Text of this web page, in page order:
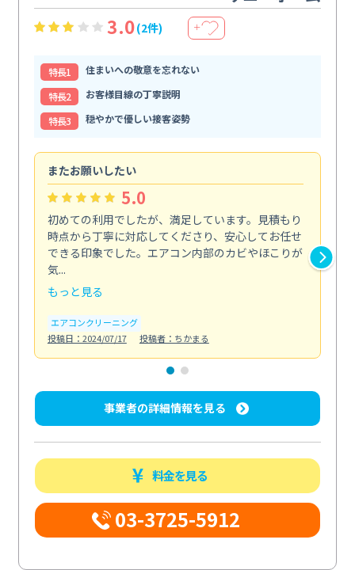
3.0(2件) ＋
特⻑1
住まいへの敬意を忘れない
特⻑2
お客様目線の丁寧説明
特⻑3
穏やかで優しい接客姿勢
またお願いしたい
5.0
初めての利用でしたが、満足しています。見積もり
時点から丁寧に対応してくださり、安心してお任せ
できる印象でした。エアコン内部のカビやほこりが
気...
もっと見る
エアコンクリーニング
投稿日：2024/07/17
投稿者：ちかまる
事業者の詳細情報を見る
料金を見る
03-3725-5912